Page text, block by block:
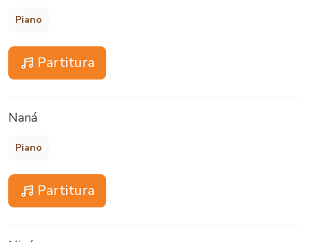
Piano
Partitura
Naná
Piano
Partitura